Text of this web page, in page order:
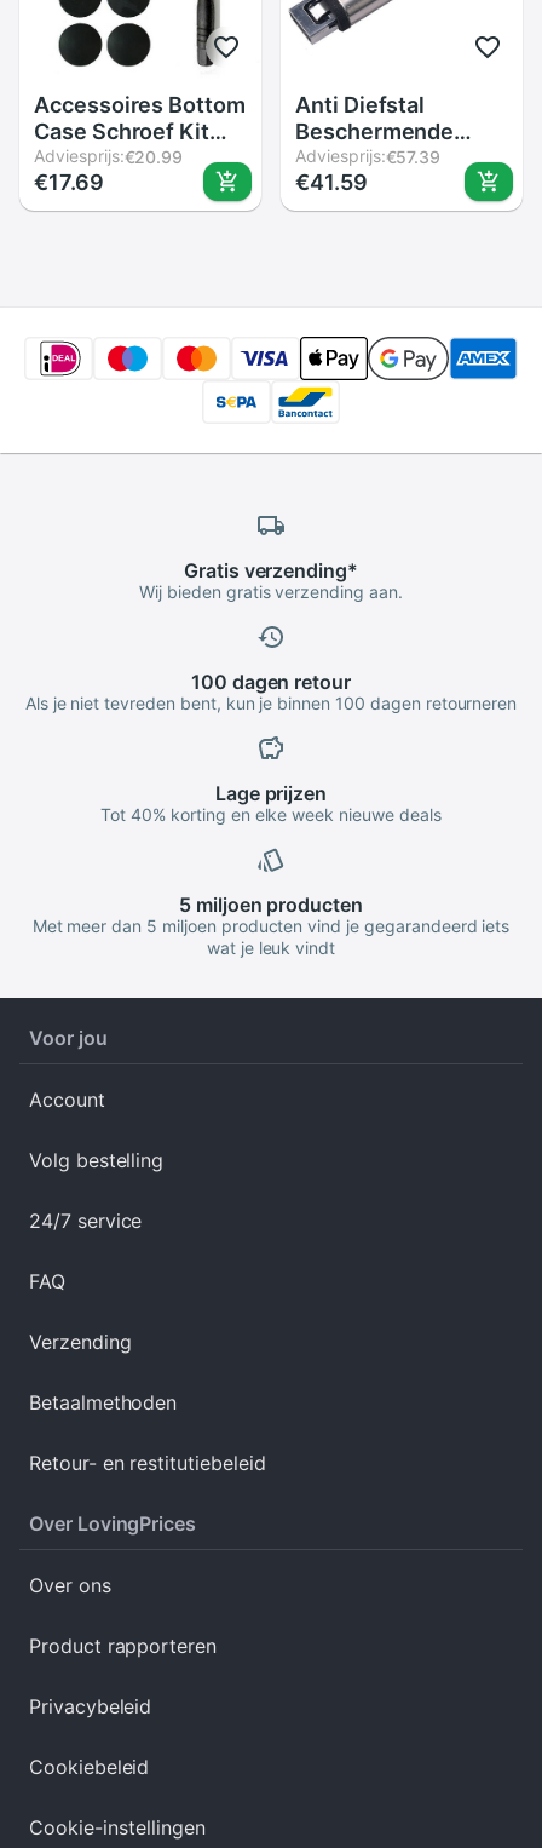
Accessoires Bottom
Case Schroef Kit
Schroevendraaier
Vervanging Cover
Rubber Voet Tool
Adviesprijs:€20.99
€17.69
Anti Diefstal
Beschermende
Keyless Kabel
Professionele
Laptop Lock
Usb-poort
Notebook Staal
Adviesprijs:€57.39
€41.59
Gratis verzending*
Wij bieden gratis verzending aan.
100 dagen retour
Als je niet tevreden bent, kun je binnen 100 dagen retourneren
Lageprijzen
Tot 40% korting en elke week nieuwe deals
5 miljoen producten
Met meer dan 5 miljoen producten vind je gegarandeerd iets
wat je leuk vindt
Voor jou
Account
Volg bestelling
24/7 service
FAQ
Verzending
Betaalmethoden
Retour- en restitutiebeleid
Over LovingPrices
Over ons
Product rapporteren
Privacybeleid
Cookiebeleid
Cookie-instellingen